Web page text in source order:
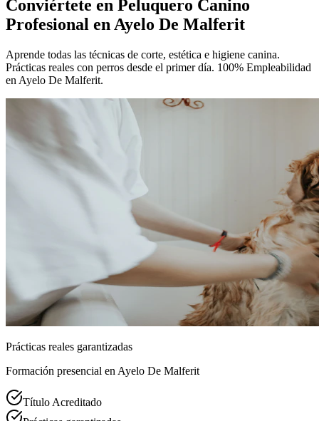
Conviértete en Peluquero Canino
Profesional en Ayelo De Malferit
Aprende todas las técnicas de corte, estética e higiene canina.
Prácticas reales con perros desde el primer día. 100% Empleabilidad
en Ayelo De Malferit.
Prácticas reales garantizadas
Formación presencial en Ayelo De Malferit
Título Acreditado